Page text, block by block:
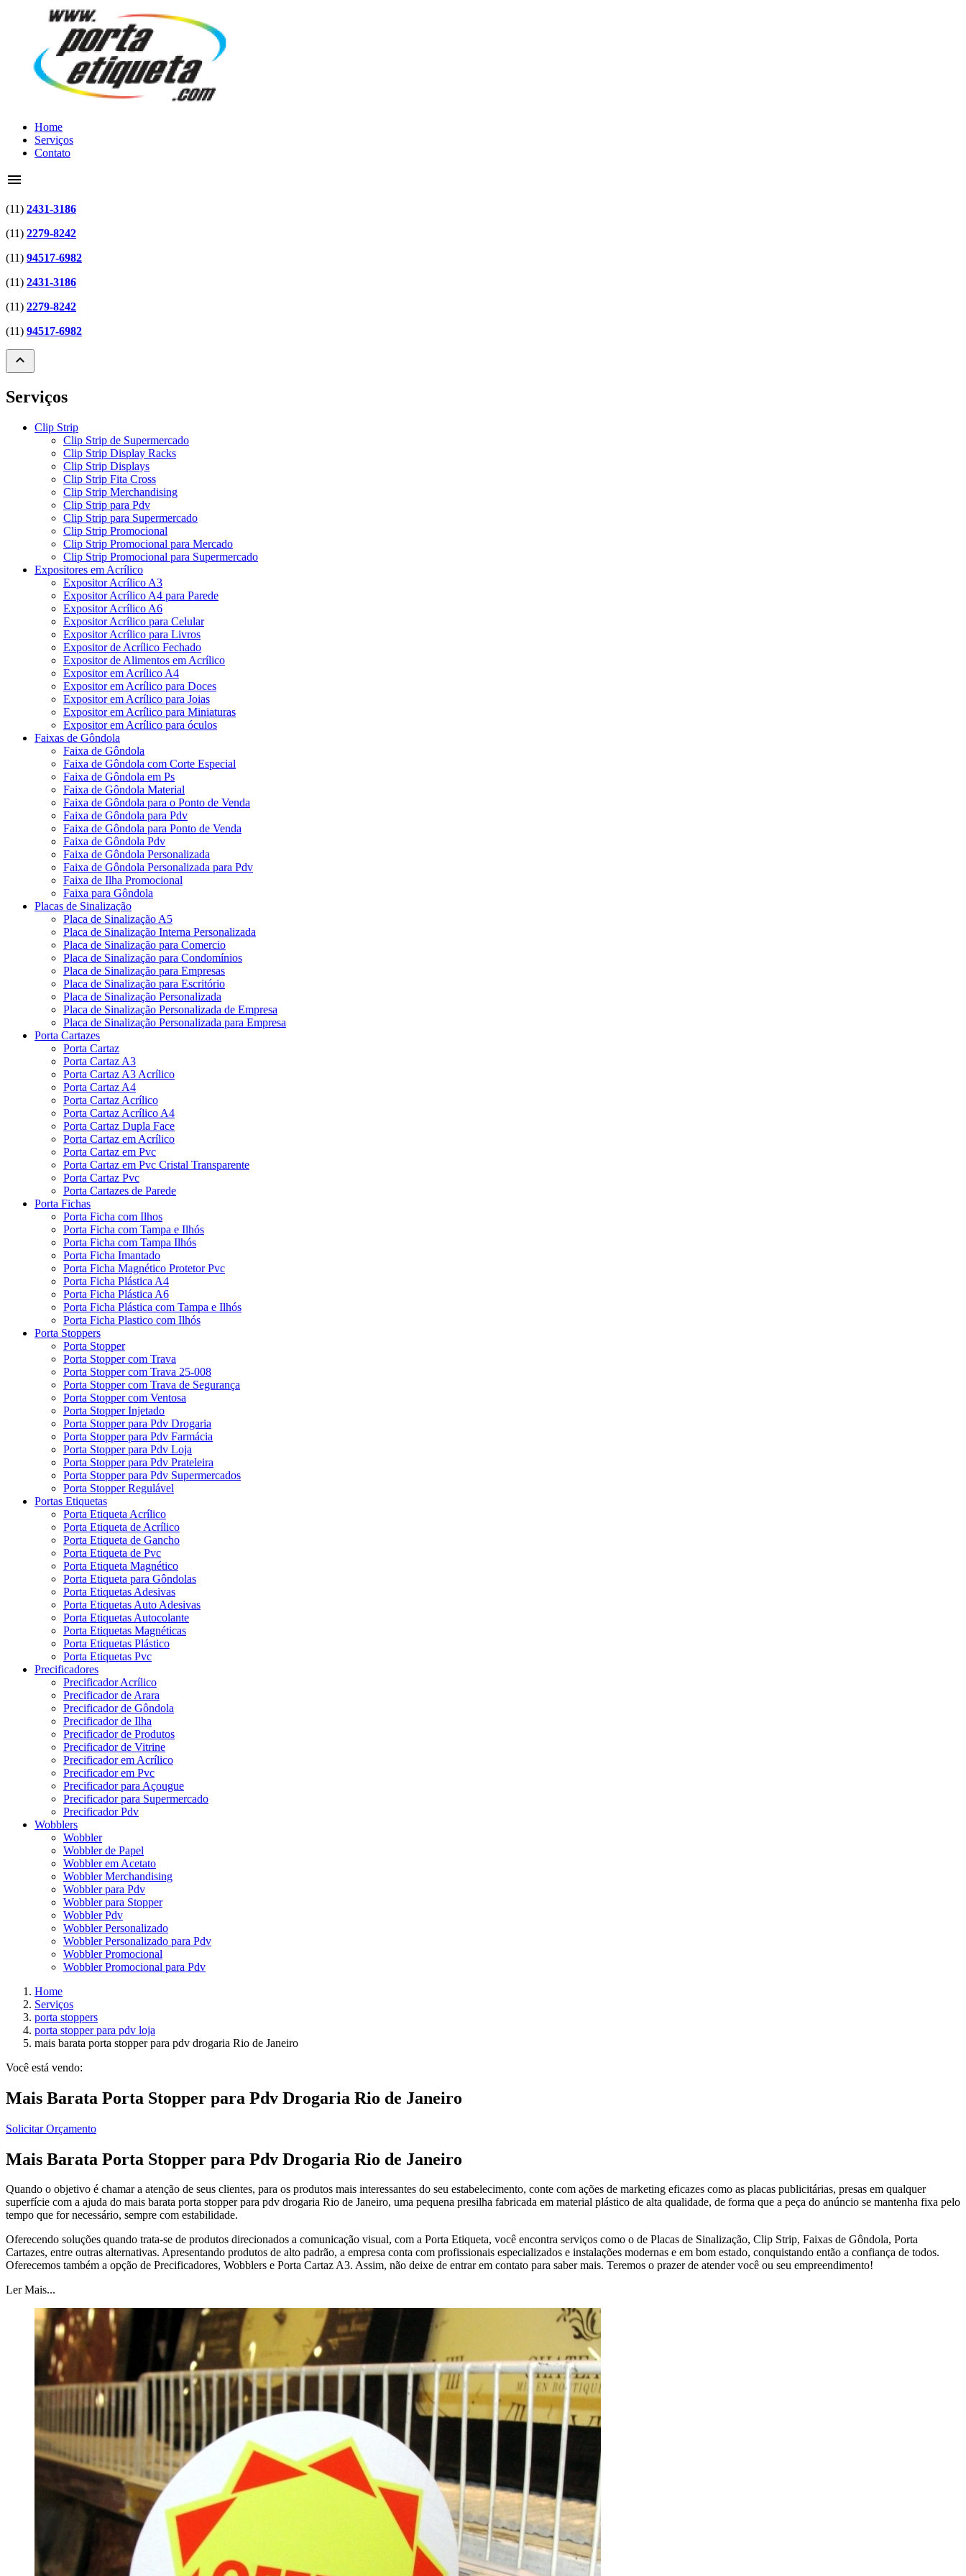
Home
Serviços
Contato
menu
(11) 2431-3186
(11) 2279-8242
(11) 94517-6982
(11) 2431-3186
(11) 2279-8242
(11) 94517-6982
expand_less
Serviços
Clip Strip
Clip Strip de Supermercado
Clip Strip Display Racks
Clip Strip Displays
Clip Strip Fita Cross
Clip Strip Merchandising
Clip Strip para Pdv
Clip Strip para Supermercado
Clip Strip Promocional
Clip Strip Promocional para Mercado
Clip Strip Promocional para Supermercado
Expositores em Acrílico
Expositor Acrílico A3
Expositor Acrílico A4 para Parede
Expositor Acrílico A6
Expositor Acrílico para Celular
Expositor Acrílico para Livros
Expositor de Acrílico Fechado
Expositor de Alimentos em Acrílico
Expositor em Acrílico A4
Expositor em Acrílico para Doces
Expositor em Acrílico para Joias
Expositor em Acrílico para Miniaturas
Expositor em Acrílico para óculos
Faixas de Gôndola
Faixa de Gôndola
Faixa de Gôndola com Corte Especial
Faixa de Gôndola em Ps
Faixa de Gôndola Material
Faixa de Gôndola para o Ponto de Venda
Faixa de Gôndola para Pdv
Faixa de Gôndola para Ponto de Venda
Faixa de Gôndola Pdv
Faixa de Gôndola Personalizada
Faixa de Gôndola Personalizada para Pdv
Faixa de Ilha Promocional
Faixa para Gôndola
Placas de Sinalização
Placa de Sinalização A5
Placa de Sinalização Interna Personalizada
Placa de Sinalização para Comercio
Placa de Sinalização para Condomínios
Placa de Sinalização para Empresas
Placa de Sinalização para Escritório
Placa de Sinalização Personalizada
Placa de Sinalização Personalizada de Empresa
Placa de Sinalização Personalizada para Empresa
Porta Cartazes
Porta Cartaz
Porta Cartaz A3
Porta Cartaz A3 Acrílico
Porta Cartaz A4
Porta Cartaz Acrílico
Porta Cartaz Acrílico A4
Porta Cartaz Dupla Face
Porta Cartaz em Acrílico
Porta Cartaz em Pvc
Porta Cartaz em Pvc Cristal Transparente
Porta Cartaz Pvc
Porta Cartazes de Parede
Porta Fichas
Porta Ficha com Ilhos
Porta Ficha com Tampa e Ilhós
Porta Ficha com Tampa Ilhós
Porta Ficha Imantado
Porta Ficha Magnético Protetor Pvc
Porta Ficha Plástica A4
Porta Ficha Plástica A6
Porta Ficha Plástica com Tampa e Ilhós
Porta Ficha Plastico com Ilhós
Porta Stoppers
Porta Stopper
Porta Stopper com Trava
Porta Stopper com Trava 25-008
Porta Stopper com Trava de Segurança
Porta Stopper com Ventosa
Porta Stopper Injetado
Porta Stopper para Pdv Drogaria
Porta Stopper para Pdv Farmácia
Porta Stopper para Pdv Loja
Porta Stopper para Pdv Prateleira
Porta Stopper para Pdv Supermercados
Porta Stopper Regulável
Portas Etiquetas
Porta Etiqueta Acrílico
Porta Etiqueta de Acrílico
Porta Etiqueta de Gancho
Porta Etiqueta de Pvc
Porta Etiqueta Magnético
Porta Etiqueta para Gôndolas
Porta Etiquetas Adesivas
Porta Etiquetas Auto Adesivas
Porta Etiquetas Autocolante
Porta Etiquetas Magnéticas
Porta Etiquetas Plástico
Porta Etiquetas Pvc
Precificadores
Precificador Acrílico
Precificador de Arara
Precificador de Gôndola
Precificador de Ilha
Precificador de Produtos
Precificador de Vitrine
Precificador em Acrílico
Precificador em Pvc
Precificador para Açougue
Precificador para Supermercado
Precificador Pdv
Wobblers
Wobbler
Wobbler de Papel
Wobbler em Acetato
Wobbler Merchandising
Wobbler para Pdv
Wobbler para Stopper
Wobbler Pdv
Wobbler Personalizado
Wobbler Personalizado para Pdv
Wobbler Promocional
Wobbler Promocional para Pdv
Home
Serviços
porta stoppers
porta stopper para pdv loja
mais barata porta stopper para pdv drogaria Rio de Janeiro
Você está vendo:
Mais Barata Porta Stopper para Pdv Drogaria Rio de Janeiro
Solicitar Orçamento
Mais Barata Porta Stopper para Pdv Drogaria Rio de Janeiro
Quando o objetivo é chamar a atenção de seus clientes, para os produtos mais interessantes do seu estabelecimento, conte com ações de marketing eficazes como as placas publicitárias, presas em qualquer
superfície com a ajuda do mais barata porta stopper para pdv drogaria Rio de Janeiro, uma pequena presilha fabricada em material plástico de alta qualidade, de forma que a peça do anúncio se mantenha fixa pelo
tempo que for necessário, sempre com estabilidade.
Oferecendo soluções quando trata-se de produtos direcionados a comunicação visual, com a Porta Etiqueta, você encontra serviços como o de Placas de Sinalização, Clip Strip, Faixas de Gôndola, Porta
Cartazes, entre outras alternativas. Apresentando produtos de alto padrão, a empresa conta com profissionais especializados e instalações modernas e em bom estado, conquistando então a confiança de todos.
Oferecemos também a opção de Precificadores, Wobblers e Porta Cartaz A3. Assim, não deixe de entrar em contato para saber mais. Teremos o prazer de atender você ou seu empreendimento!
Ler Mais...